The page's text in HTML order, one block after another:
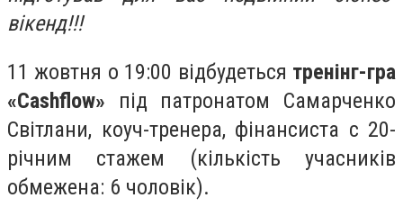
вікенд!!!
11 жовтня о 19:00 відбудеться тренінг-гра
«Cashflow» під патронатом Самарченко
Світлани, коуч-тренера, фінансиста с 20-
річним стажем (кількість учасників
обмежена: 6 чоловік).